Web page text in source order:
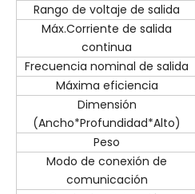
Rango de voltaje de salida
Máx.Corriente de salida
continua
Frecuencia nominal de salida
Máxima eficiencia
Dimensión
(Ancho*Profundidad*Alto)
Peso
Modo de conexión de
comunicación